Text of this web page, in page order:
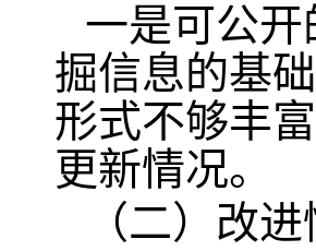
一是可公
掘信息的基
形式不够丰
更新情况。
（二）改